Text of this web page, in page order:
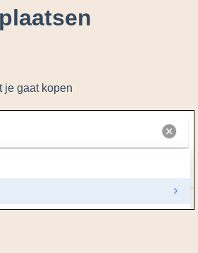
je gaat kopen